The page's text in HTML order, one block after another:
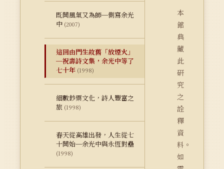
既開風氣又為師─側寫余光
中 (2007)
這回由門生故舊「放煙火」
─祝壽詩文集，余光中等了
七十年 (1998)
細數鈔票文化，詩人豐富之
旅 (1998)
春天從高雄出發，人生從七
十開始─余光中與永恆對壘
(1998)
本
館
典
藏
此
研
究
之
詮
釋
資
料。
如